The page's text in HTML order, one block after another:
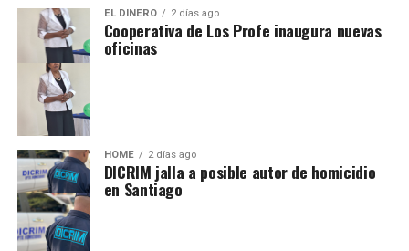
EL DINERO 2 días ago
Cooperativa de Los Profe inaugura nuevas
oficinas
HOME 2 días ago
DICRIM jalla a posible autor de homicidio
en Santiago